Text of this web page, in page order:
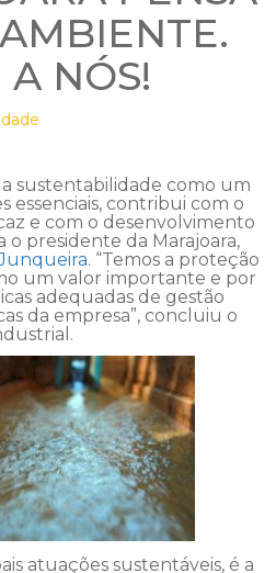
NÓS!
sustentabilidade como um
essenciais, contribui com o
e com o desenvolvimento
o presidente da Marajoara,
. “Temos a proteção
um valor importante e por
adequadas de gestão
da empresa”, concluiu o
atuações sustentáveis, é a